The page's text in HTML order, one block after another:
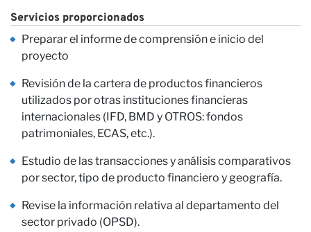
Servicios proporcionados
Preparar el informe de comprensión e inicio del
proyecto
Revisión de la cartera de productos financieros
utilizados por otras instituciones financieras
internacionales (IFD, BMD y OTROS: fondos
patrimoniales, ECAS, etc.).
Estudio de las transacciones y análisis comparativos
por sector, tipo de producto financiero y geografía.
Revise la información relativa al departamento del
sector privado (OPSD).